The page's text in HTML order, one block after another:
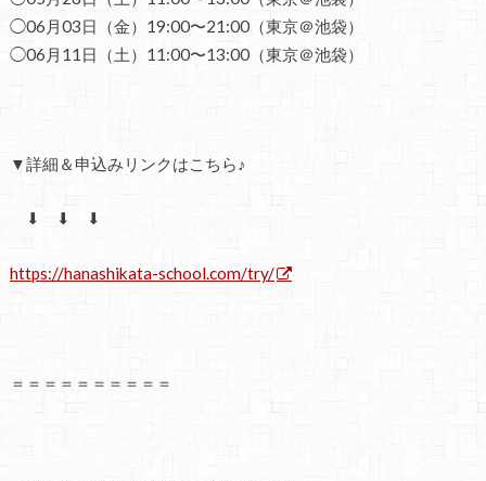
◯06月03日（金）19:00〜21:00（東京＠池袋）
◯06月11日（土）11:00〜13:00（東京＠池袋）
▼詳細＆申込み リンクはこちら♪
⬇ ⬇ ⬇
https://hanashikata-school.com/try/
＝＝＝＝＝＝＝＝＝＝